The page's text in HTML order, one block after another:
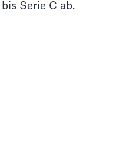
bis Serie C ab.